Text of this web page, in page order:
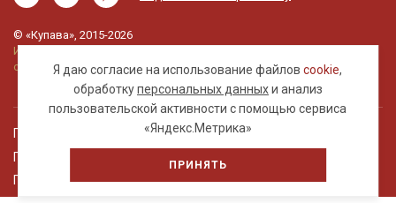
Я даю согласие на использование файловcookie,
обработкуперсональных данныхи анализ
пользовательской активности с помощью сервиса
«Яндекс.Метрика»
ПРИНЯТЬ
© «Купава», 2015-2026
Информация на сайте не является публичной
офертой.
Правовая информация
Политика обработки персональных данных
Пользовательское соглашение